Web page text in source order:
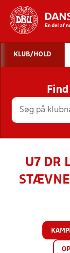
KLUB/HOLD
U7 DR